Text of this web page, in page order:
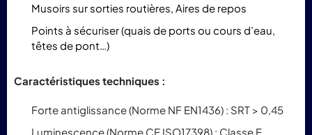
Musoirs sur sorties routières, Aires de repos
Points à sécuriser (quais de ports ou cours d’eau,
têtes de pont…)
Caractéristiques techniques :
Forte antiglissance (Norme NF EN1436) : SRT > 0,45
Luminescence (Norme CE ISO17398) : Classe E